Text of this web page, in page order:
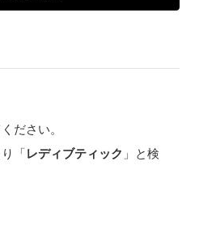
ださい。
「レディブティック 」と検